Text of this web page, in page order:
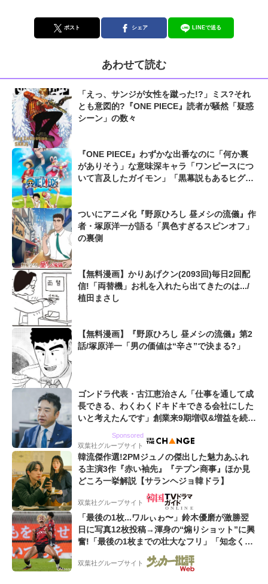
ポスト シェア LINEで送る
あわせて読む
「えっ、サンジが女性を蹴った!?」ミス?それ
とも意図的?『ONE PIECE』読者が騒然「疑惑
シーン」の数々
『ONE PIECE』わずかな出番なのに「何か裏
がありそう」な意味深キャラ「ワンピースにつ
いて言及したガイモン」「黒幕説もあるヒグ
ついにアニメ化『野原ひろし 昼メシの流儀』作
者・塚原洋一が語る「異色すぎるスピンオフ」
の裏側
【無料漫画】かりあげクン(2093回)毎日2回配
信!「両替機」お札を入れたら出てきたのは.../
植田まさし
【無料漫画】『野原ひろし 昼メシの流儀』第2
話/塚原洋一「男の価値は“辛さ”で決まる?」
ゴンドラ代表・古江恵治さん「仕事を通して成
長できる、わくわくドキドキできる会社にした
いと考えたんです」創業来9期増収&増益を続け
Sponsored
双葉社グループサイト
韓流傑作選!2PMジュノの傑出した魅力あふれ
る主演3作『赤い袖先』『テプン商事』ほか見
どころ一挙解説【サランヘジョ韓ドラ】
双葉社グループサイト
「最後の1枚...ワルぃゎ〜」鈴木優磨が激勝翌
日に写真12枚投稿→渾身の“煽りショット”に興
奮!「最後の1枚までの壮大なフリ」「知念くん
のことどんだけ好きなんよw」
双葉社グループサイト